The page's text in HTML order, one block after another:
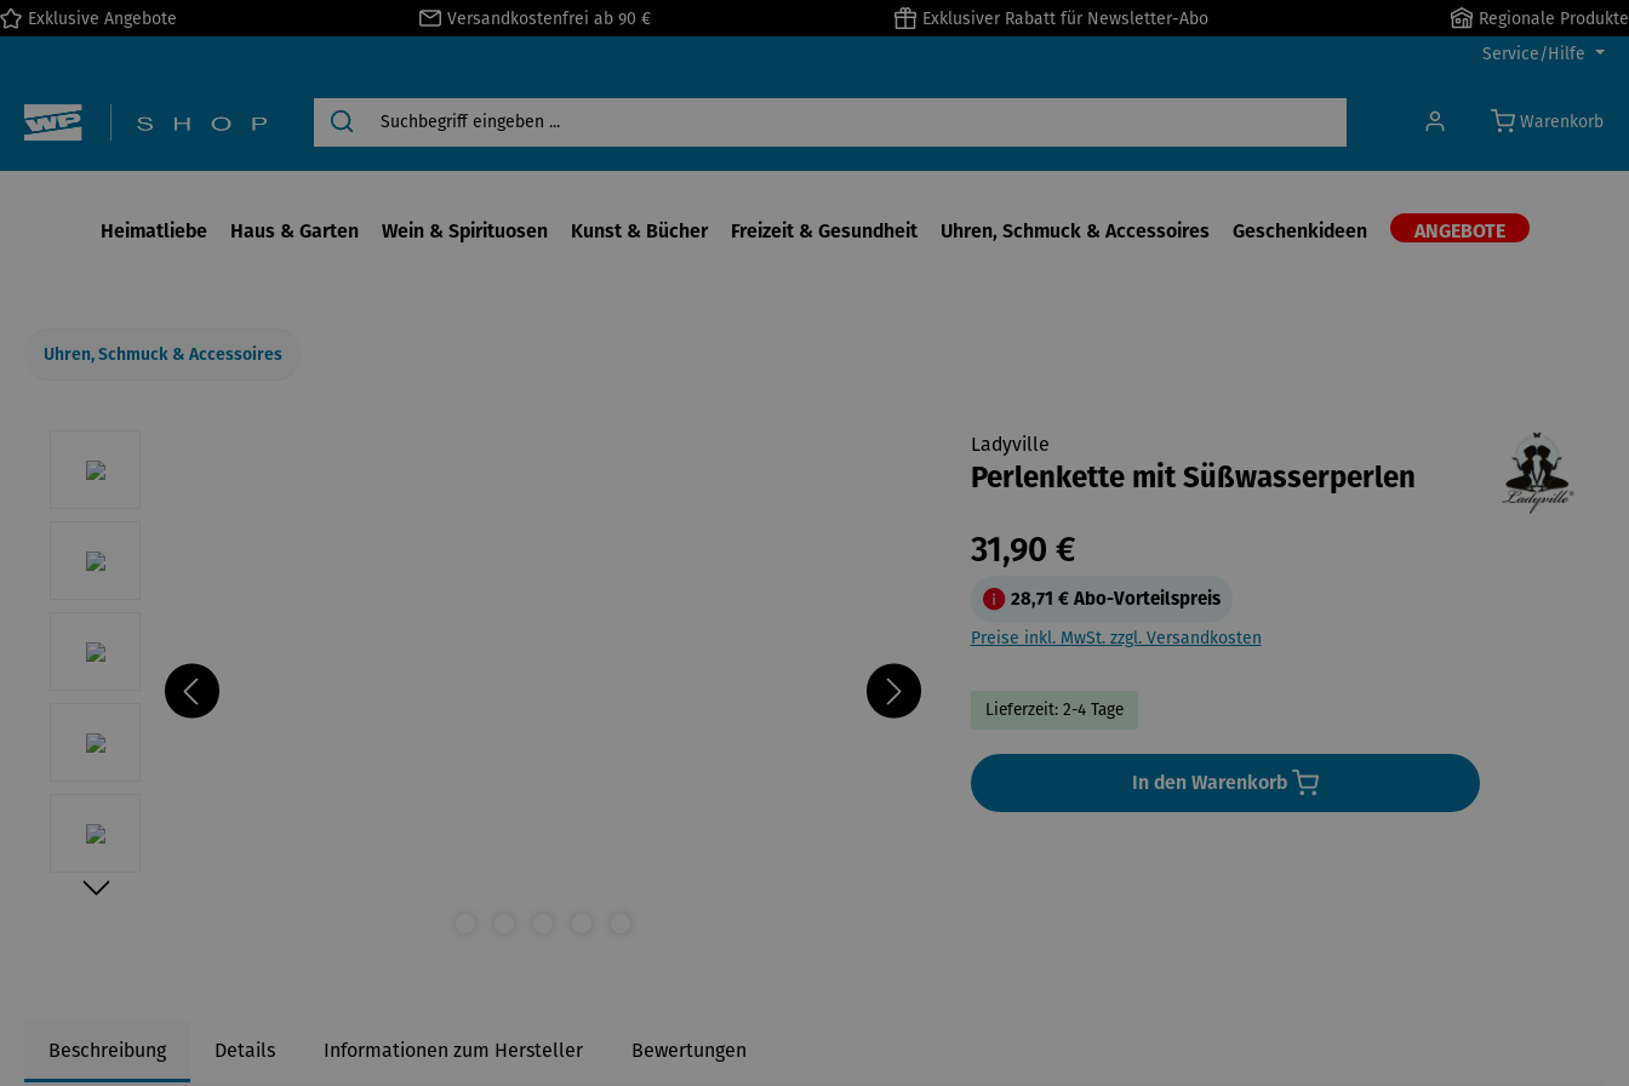
Zur Hauptnavigation springen
Exklusive Angebote Versandkostenfrei ab 90 € Exklusiver Rabatt für Newsletter-Abo
Regionale Produkte
Service/Hilfe
Warenkorb
Heimatliebe Haus & Garten Wein & Spirituosen Kunst & Bücher Freizeit & Gesundheit Uhren, Schmuck & Accessoires Geschenkideen ANGEBOTE
Uhren, Schmuck & Accessoires
Ladyville
Perlenkette mit Süßwasserperlen
31,90 €
28,71 € Abo-Vorteilspreis
Preise inkl. MwSt. zzgl. Versandkosten
Lieferzeit: 2-4 Tage
In den Warenkorb
Beschreibung Details Informationen zum Hersteller Bewertungen